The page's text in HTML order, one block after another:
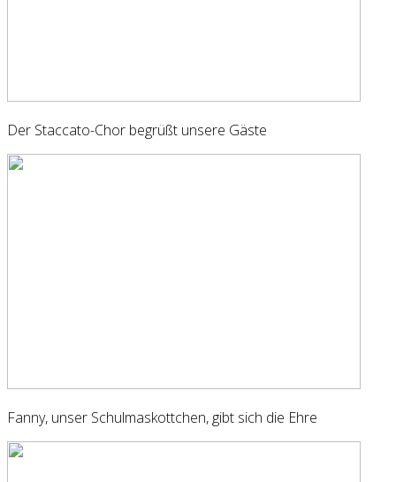
Der Staccato-Chor begrüßt unsere Gäste
Fanny, unser Schulmaskottchen, gibt sich die Ehre